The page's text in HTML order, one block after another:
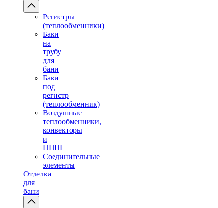
Регистры
(теплообменники)
Баки
на
трубу
для
бани
Баки
под
регистр
(теплообменник)
Воздушные
теплообменники,
конвекторы
и
ППШ
Соединительные
элементы
Отделка
для
бани